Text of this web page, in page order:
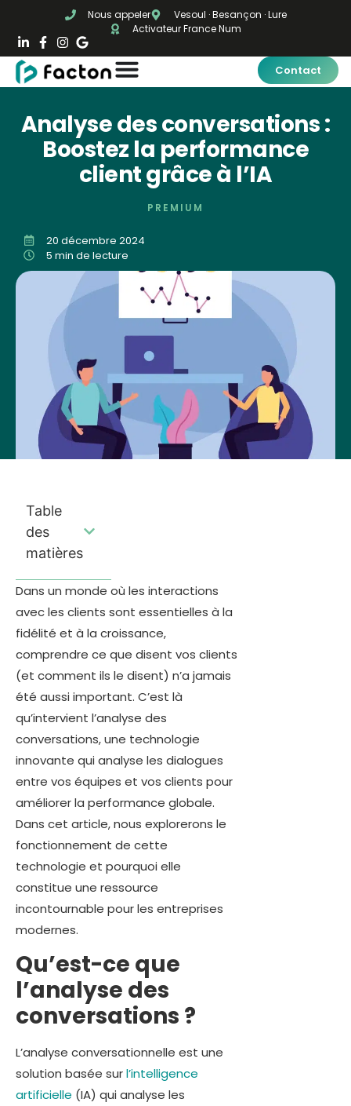
Nous appeler
Vesoul · Besançon · Lure
Activateur France Num
Contact
Analyse des conversations :
Boostez la performance
client grâce à l’IA
PREMIUM
20 décembre 2024
5 min de lecture
Dans un monde où les interactions
avec les clients sont essentielles à la
fidélité et à la croissance,
comprendre ce que disent vos clients
(et comment ils le disent) n’a jamais
été aussi important. C’est là
qu’intervient l’analyse des
conversations, une technologie
innovante qui analyse les dialogues
entre vos équipes et vos clients pour
améliorer la performance globale.
Dans cet article, nous explorerons le
fonctionnement de cette
technologie et pourquoi elle
constitue une ressource
incontournable pour les entreprises
modernes.
Qu’est-ce que
l’analyse des
conversations ?
L’analyse conversationnelle est une
solution basée surl’intelligence
artificielle (IA) qui analyse les
Table
des
matières